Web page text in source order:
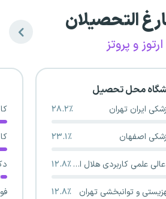
التحصیلان
ارتوز و پروتز
محل تحصیل
ایران تهران ۲۸.۲٪
اصفهان ۲۳.۱٪
موسسه آموزش عالی علمی کاربردی هلال احمر ایران(وابسته به جمعیت هلال احمر)۱۲.۸٪
و توانبخشی تهران ۱۲.۸٪